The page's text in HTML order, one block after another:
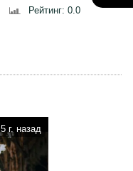
Рейтинг: 0.0
5 г. назад